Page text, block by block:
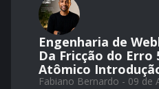
Engenharia de
Da Fricção do Erro
Atômico
Fabiano Bernardo - 09 de